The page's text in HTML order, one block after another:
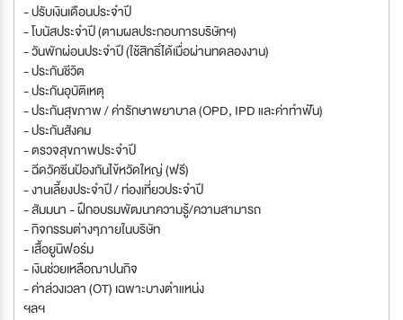
- ปรับเงินเดือนประจำปี
- โบนัสประจำปี (ตามผลประกอบการบริษัทฯ)
- วันพักผ่อนประจำปี (ใช้สิทธิ์ได้เมื่อผ่านทดลองงาน)
- ประกันชีวิต
- ประกันอุบัติเหตุ
- ประกันสุขภาพ / ค่ารักษาพยาบาล (OPD, IPD และค่าทำฟัน)
- ประกันสังคม
- ตรวจสุขภาพประจำปี
- ฉีดวัคซีนป้องกันไข้หวัดใหญ่ (ฟรี)
- งานเลี้ยงประจำปี / ท่องเที่ยวประจำปี
- สัมมนา - ฝึกอบรมพัฒนาความรู้/ความสามารถ
- กิจกรรมต่างๆภายในบริษัท
- เสื้อยูนิฟอร์ม
- เงินช่วยเหลือฌาปนกิจ
- ค่าล่วงเวลา (OT) เฉพาะบางตำแหน่ง
ฯลฯ